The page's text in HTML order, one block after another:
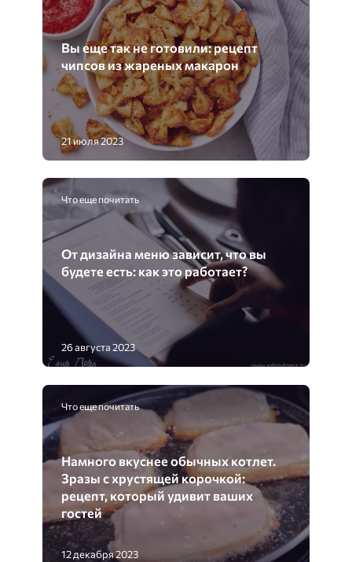
Вы еще так не готовили: рецепт
чипсов из жареных макарон
21 июля 2023
Что еще почитать
От дизайна меню зависит, что вы
будете есть: как это работает?
26 августа 2023
Что еще почитать
Намного вкуснее обычных котлет.
Зразы с хрустящей корочкой:
рецепт, который удивит ваших
гостей
12 декабря 2023